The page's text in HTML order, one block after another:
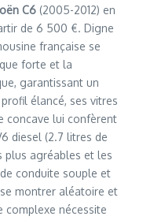
C6 (2005-2012) en
de 6 500 €. Digne
française se
forte et la
garantissant un
élancé, ses vitres
concave lui confèrent
diesel (2.7 litres de
plus agréables et les
conduite souple et
montrer aléatoire et
complexe nécessite